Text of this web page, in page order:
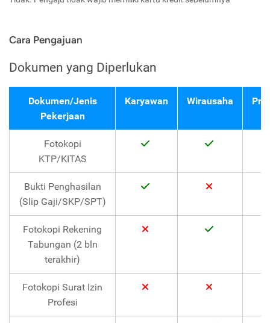
Cara Pengajuan
Dokumen yang Diperlukan
Dokumen/Jenis
Pekerjaan
Karyawan Wirausaha
Fotokopi
KTP/KITAS
Bukti Penghasilan
(Slip Gaji/SKP/SPT)
Fotokopi Rekening
Tabungan (2 bln
terakhir)
Fotokopi Surat Izin
Profesi